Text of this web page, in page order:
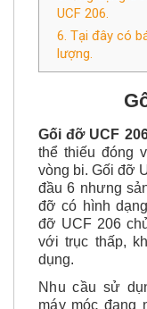
6. Tại đây có
lượng.
Gối đỡ UCF 206
thể thiếu đóng
vòng bi.Gối đỡ
đầu 6 nhưng
đỡ có hình
đỡ UCF 206
với trục thấp,
dụng.
Nhu cầu sử
máy móc đang
đây của chúng